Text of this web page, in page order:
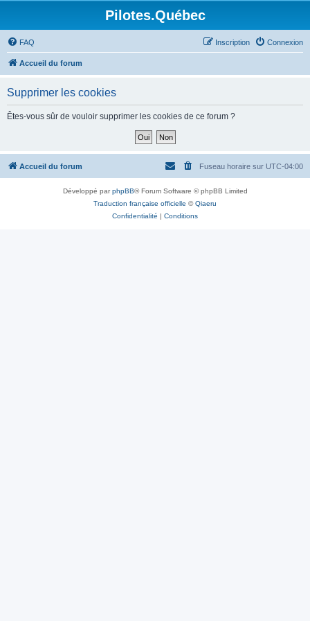
Pilotes.Québec
FAQ Connexion
Inscription
Accueil du forum
Supprimer les cookies
Êtes-vous sûr de vouloir supprimer les cookies de ce forum ?
Accueil du forum Fuseau horaire sur UTC-04:00
Développé parphpBB® Forum Software © phpBB Limited
Traduction française officielle ©Qiaeru
Confidentialité | Conditions